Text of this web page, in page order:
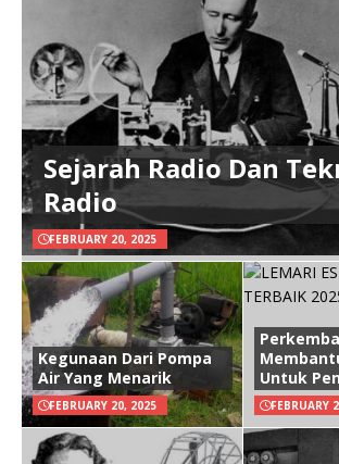
Sejarah Radio Dan
Radio
FEBRUARY 20, 2025
Kegunaan Dari Pompa
Air Yang Menarik
FEBRUARY 20, 2025
Untuk
FEBRUARY